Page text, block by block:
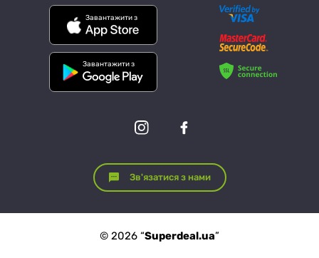
Завантажити з
Завантажити з
Зв'язатися з нами
© 2026 “Superdeal.ua”